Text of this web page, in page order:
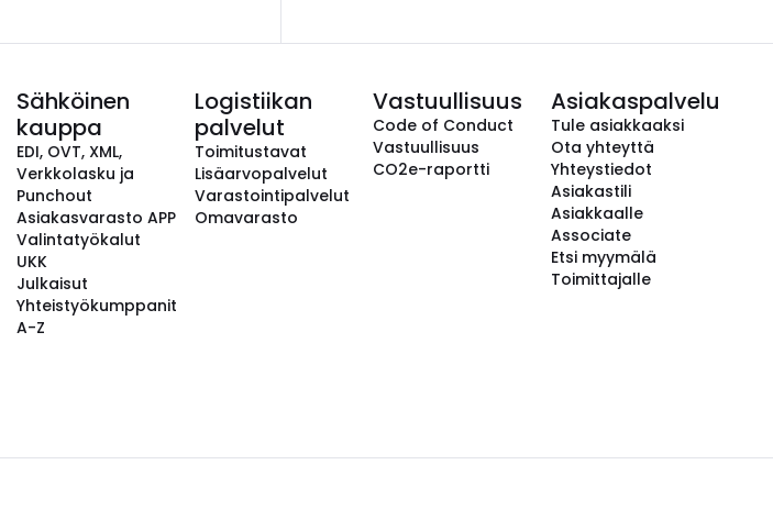
Sähköinen
kauppa
EDI, OVT, XML,
Verkkolasku ja
Punchout
Asiakasvarasto APP
Valintatyökalut
UKK
Julkaisut
Yhteistyökumppanit
A-Z
Logistiikan
palvelut
Toimitustavat
Lisäarvopalvelut
Varastointipalvelut
Omavarasto
Vastuullisuus
Code of Conduct
Vastuullisuus
CO2e-raportti
Asiakaspalvelu
Tule asiakkaaksi
Ota yhteyttä
Yhteystiedot
Asiakastili
Asiakkaalle
Associate
Etsi myymälä
Toimittajalle